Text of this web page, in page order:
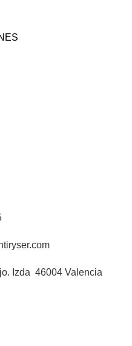
Izda 46004 Valencia